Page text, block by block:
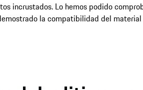
incrustados. Lo hemos podido
la compatibilidad del